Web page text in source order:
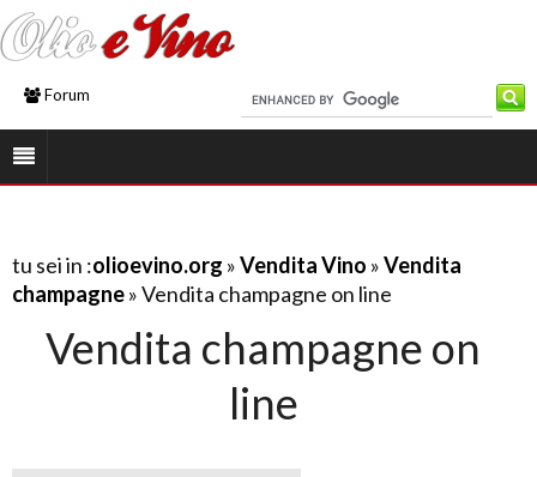
Forum
tu sei in :olioevino.org »Vendita Vino »Vendita
champagne» Vendita champagne on line
Vendita champagne on
line